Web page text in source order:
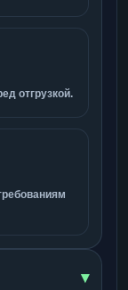
отгрузкой.
▾